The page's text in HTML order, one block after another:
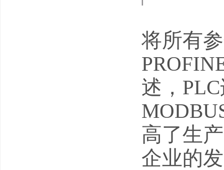
将所有
述，
高了生
企业的